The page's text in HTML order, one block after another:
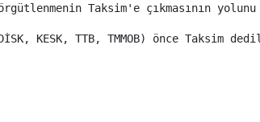
Taksim'e çıkmasının
KESK, TTB, TMMOB) önce Taksim